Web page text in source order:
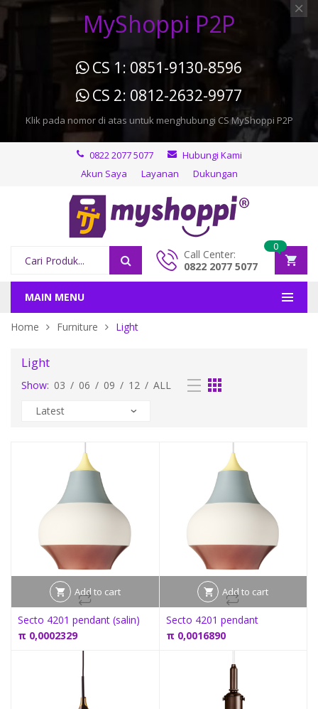
MyShoppi P2P
CS 1: 0851-9130-8596
CS 2: 0812-2632-9977
Klik pada nomor di atas untuk menghubungi CS MyShoppi P2P
0822 2077 5077
Hubungi Kami
Akun Saya
Layanan Dukungan
Call Center:
0822 2077 5077
0
MAIN MENU
Home Furniture Light
Light
Show: 03 / 06 / 09 / 12 / ALL
Add to cart
Secto 4201 pendant (salin)
π 0,0002329
Add to cart
Secto 4201 pendant
π 0,0016890